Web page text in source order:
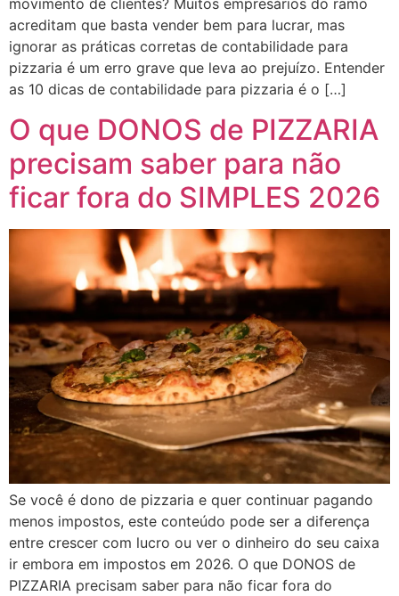
movimento de clientes? Muitos empresários do ramo
acreditam que basta vender bem para lucrar, mas
ignorar as práticas corretas de contabilidade para
pizzaria é um erro grave que leva ao prejuízo. Entender
as 10 dicas de contabilidade para pizzaria é o […]
O que DONOS de PIZZARIA
precisam saber para não
ficar fora do SIMPLES 2026
Se você é dono de pizzaria e quer continuar pagando
menos impostos, este conteúdo pode ser a diferença
entre crescer com lucro ou ver o dinheiro do seu caixa
ir embora em impostos em 2026. O que DONOS de
PIZZARIA precisam saber para não ficar fora do